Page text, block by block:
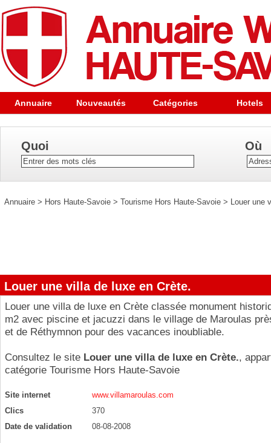
Annuaire Nouveautés Catégories Hotels
Quoi Où
Annuaire > Hors Haute-Savoie > Tourisme Hors Haute-Savoie > Louer une
Louer une villa de luxe en Crète.
Louer une villa de luxe en Crète classée monument
m2 avec piscine et jacuzzi dans le village de Maroulas
et de Réthymnon pour des vacances inoubliable.
Consultez le site Louer une villa de luxe en Crète.,
catégorie Tourisme Hors Haute-Savoie
Site internet
www.villamaroulas.com
Clics
370
Date de validation
08-08-2008